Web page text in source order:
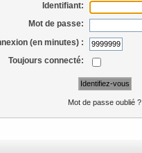
Identifiant:
Mot de passe:
(en minutes) :
Toujours connecté:
Mot de passe oublié ?